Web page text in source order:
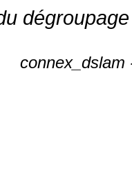
connex_dslam